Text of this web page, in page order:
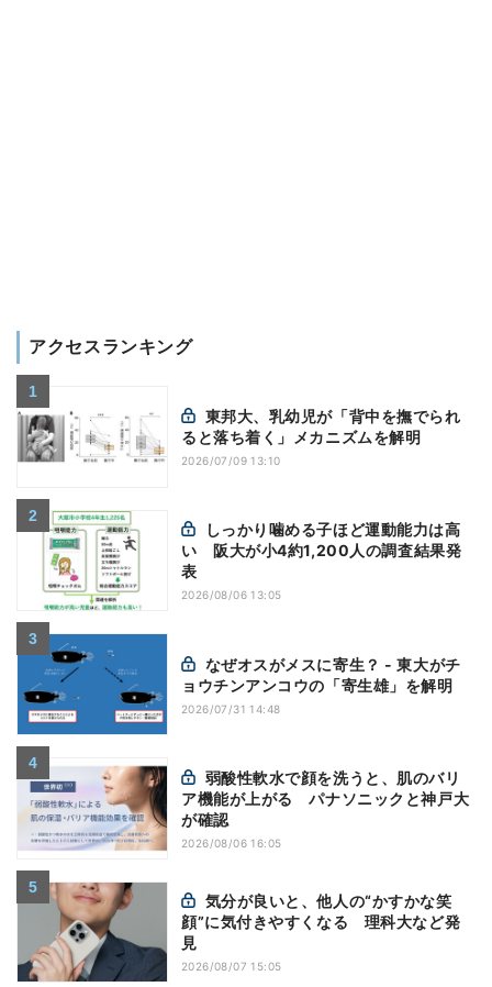
アクセスランキング
ると落ち着く」メカニズムを解明
2026/07/09 13:10
い 阪大が小4約1,200人の調査結果発
表
2026/08/06 13:05
ョウチンアンコウの「寄生雄」を解明
2026/07/31 14:48
ア機能が上がる パナソニックと神戸大
が確認
2026/08/06 16:05
顔”に気付きやすくなる 理科大など発
見
2026/08/07 15:05